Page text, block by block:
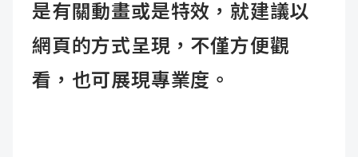
是有關動畫或是特效，就建議以
網頁的方式呈現，不僅方便觀
看，也可展現專業度。